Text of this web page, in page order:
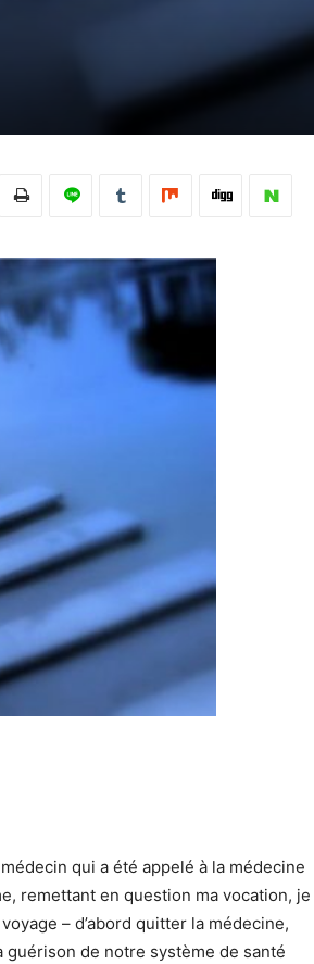
qui a été appelé à la médecine
remettant en question ma vocation, je
– d’abord quitter la médecine,
de notre système de santé